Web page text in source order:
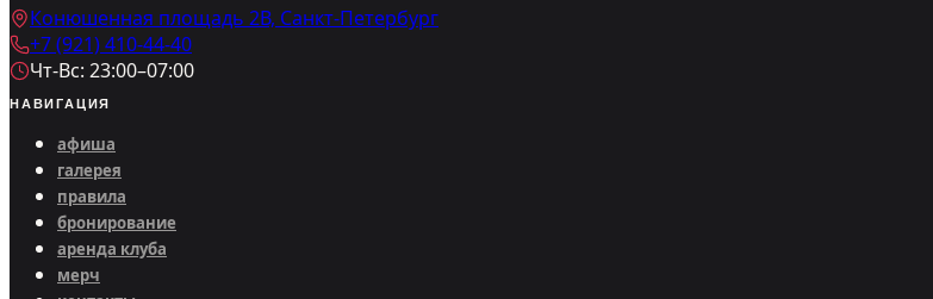
Конюшенная площадь 2В, Санкт-Петербург
+7 (921) 410-44-40
Чт-Вс: 23:00–07:00
НАВИГАЦИЯ
афиша
галерея
правила
бронирование
аренда клуба
мерч